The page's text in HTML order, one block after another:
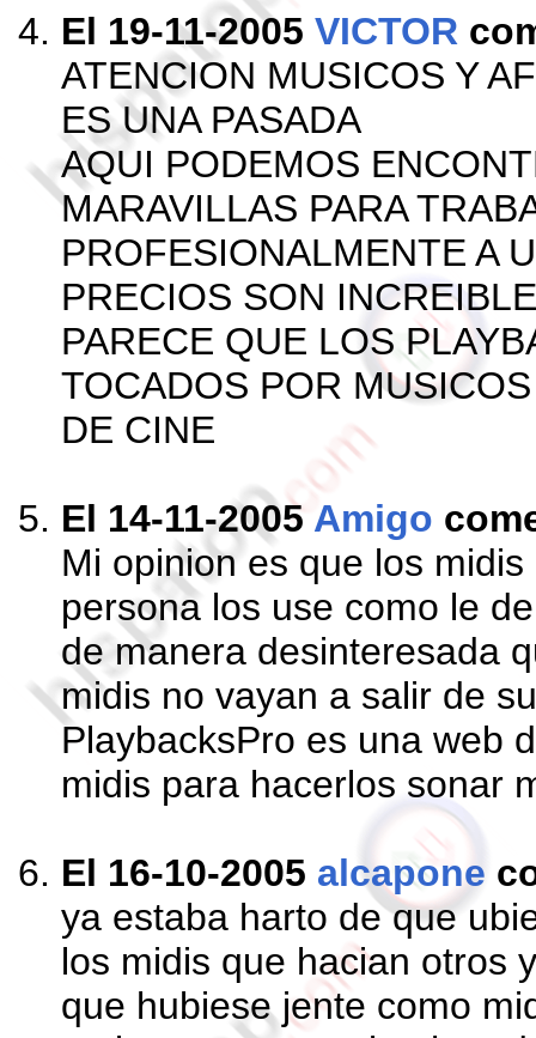
El 19-11-2005 VICTOR
ATENCION MUSICOS Y
ES UNA PASADA
AQUI PODEMOS
MARAVILLAS PARA
PROFESIONALMENTE A
PRECIOS SON
PARECE QUE LOS
TOCADOS POR
DE CINE
El 14-11-2005 Amigo
Mi opinion es que los
persona los use como le
de manera desinteresada
midis no vayan a salir de
PlaybacksPro es una web
midis para hacerlos sonar
El 16-10-2005 alcapone
ya estaba harto de que
los midis que hacian otros
que hubiese jente como